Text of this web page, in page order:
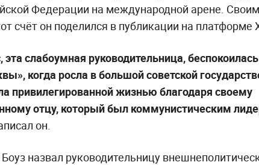
Федерации на международной арене.
счёт он поделился в публикации на платформе
эта слабоумная руководительница,
когда росла в большой советской
привилегированной жизнью благодаря своему
отцу, который был коммунистическим
он.
назвал руководительницу